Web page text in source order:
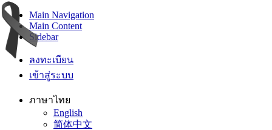
Main Navigation
Main Content
Sidebar
ลงทะเบียน
เข้าสู่ระบบ
ภาษาไทย
English
简体中文